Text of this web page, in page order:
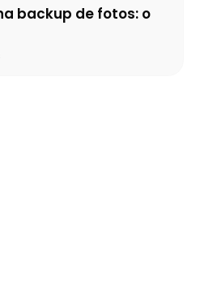
backup de fotos: o